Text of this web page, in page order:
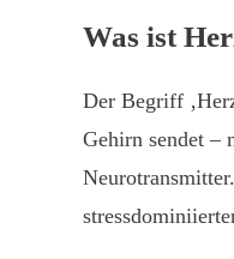
Was ist
Der Begriff
Gehirn sendet –